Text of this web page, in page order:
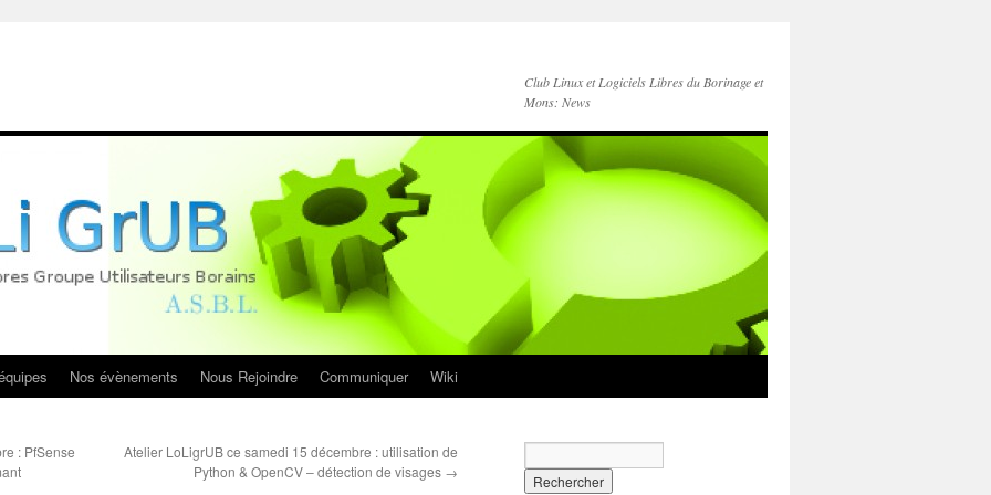
Club Linux et Logiciels Libres du Borinage et
Mons: News
Nos évènements Nous Rejoindre Communiquer Wiki
: PfSense
Atelier LoLigrUB ce samedi 15 décembre : utilisation de
Python & OpenCV – détection de visages →